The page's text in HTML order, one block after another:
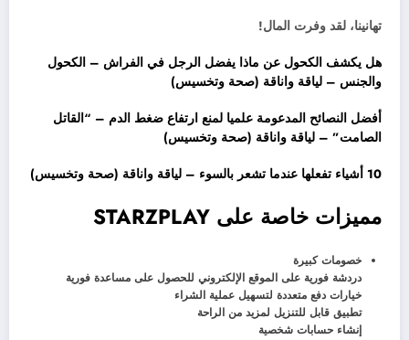
تهانينا، لقد وفرت المال!
هل يكشف الكحول عن ماذا يفضل الرجل في الفراش – الكحول
والجنس – لياقة واناقة (صحة وتخسيس)
أفضل النصائح المدعومة علميا لمنع ارتفاع ضغط الدم – “القاتل
الصامت” – لياقة واناقة (صحة وتخسيس)
10 أشياء تفعلها عندما تشعر بالسوء – لياقة واناقة (صحة وتخسيس)
مميزات خاصة على STARZPLAY
خصومات كبيرة
دردشة فورية على الموقع الإلكتروني للحصول على مساعدة فورية
خيارات دفع متعددة لتسهيل عملية الشراء
تطبيق قابل للتنزيل لمزيد من الراحة
إنشاء حسابات شخصية